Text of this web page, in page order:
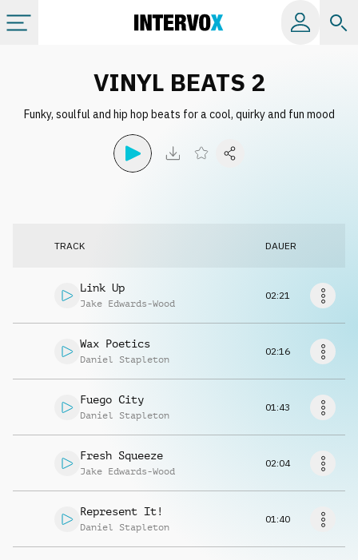
Alle Alben
Musikanfrage
VINYL BEATS 2
Funky, soulful and hip hop beats for a cool, quirky and fun mood
TRACK DAUER
Link Up
Jake Edwards-Wood
02:21
Wax Poetics
Daniel Stapleton
02:16
Fuego City
Daniel Stapleton
01:43
Fresh Squeeze
Jake Edwards-Wood
02:04
Represent It!
Daniel Stapleton
01:40